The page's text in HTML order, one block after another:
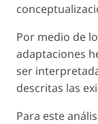
Por medio de
adaptaciones
ser
descritas las
Para este